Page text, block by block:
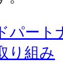
パート
り組み